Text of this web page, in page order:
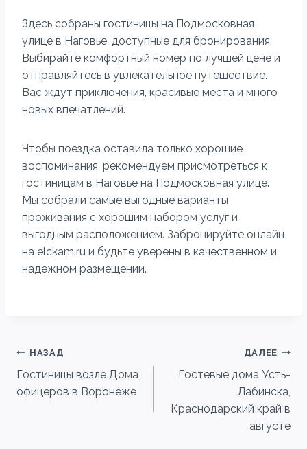
Здесь собраны гостиницы на Подмосковная
улице в Наговье, доступные для бронирования.
Выбирайте комфортный номер по лучшей цене и
отправляйтесь в увлекательное путешествие.
Вас ждут приключения, красивые места и много
новых впечатлений.
Чтобы поездка оставила только хорошие
воспоминания, рекомендуем присмотреться к
гостиницам в Наговье на Подмосковная улице.
Мы собрали самые выгодные варианты
проживания с хорошим набором услуг и
выгодным расположением. Забронируйте онлайн
на elckam.ru и будьте уверены в качественном и
надежном размещении.
Навигация
по
НАЗАД
Гостиницы возле Дома
офицеров в Воронеже
ДАЛЕЕ
Гостевые дома Усть-
Лабинска,
Краснодарский край в
августе